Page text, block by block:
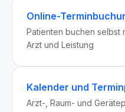
Online-
Patienten buchen selbst
Arzt und Leistung
Kalender und
Arzt-, Raum- und